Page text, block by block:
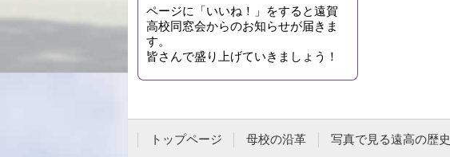
ページに「いいね！」をすると遠賀
高校同窓会からのお知らせが届きま
す。
皆さんで盛り上げていきましょう！
トップページ 母校の沿革 写真で見る遠高の歴史